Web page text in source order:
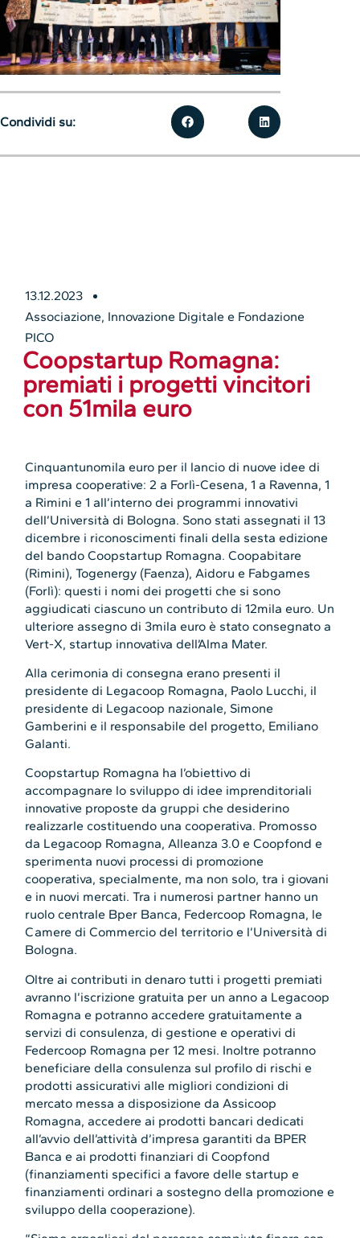
13.12.2023
Associazione, Innovazione Digitale e Fondazione
PICO
Coopstartup Romagna:
premiati i progetti vincitori
con 51mila euro
Cinquantunomila euro per il lancio di nuove idee di
impresa cooperative: 2 a Forlì-Cesena, 1 a Ravenna, 1
a Rimini e 1 all’interno dei programmi innovativi
dell’Università di Bologna. Sono stati assegnati il 13
dicembre i riconoscimenti finali della sesta edizione
del bando Coopstartup Romagna. Coopabitare
(Rimini), Togenergy (Faenza), Aidoru e Fabgames
(Forlì): questi i nomi dei progetti che si sono
aggiudicati ciascuno un contributo di 12mila euro. Un
ulteriore assegno di 3mila euro è stato consegnato a
Vert-X, startup innovativa dell’Alma Mater.
Alla cerimonia di consegna erano presenti il
presidente di Legacoop Romagna, Paolo Lucchi, il
presidente di Legacoop nazionale, Simone
Gamberini e il responsabile del progetto, Emiliano
Galanti.
Coopstartup Romagna ha l’obiettivo di
accompagnare lo sviluppo di idee imprenditoriali
innovative proposte da gruppi che desiderino
realizzarle costituendo una cooperativa. Promosso
da Legacoop Romagna, Alleanza 3.0 e Coopfond e
sperimenta nuovi processi di promozione
cooperativa, specialmente, ma non solo, tra i giovani
e in nuovi mercati. Tra i numerosi partner hanno un
ruolo centrale Bper Banca, Federcoop Romagna, le
Camere di Commercio del territorio e l’Università di
Bologna.
Oltre ai contributi in denaro tutti i progetti premiati
avranno l’iscrizione gratuita per un anno a Legacoop
Romagna e potranno accedere gratuitamente a
servizi di consulenza, di gestione e operativi di
Federcoop Romagna per 12 mesi. Inoltre potranno
beneficiare della consulenza sul profilo di rischi e
prodotti assicurativi alle migliori condizioni di
mercato messa a disposizione da Assicoop
Romagna, accedere ai prodotti bancari dedicati
all’avvio dell’attività d’impresa garantiti da BPER
Banca e ai prodotti finanziari di Coopfond
(finanziamenti specifici a favore delle startup e
finanziamenti ordinari a sostegno della promozione e
sviluppo della cooperazione).
Condividi su: